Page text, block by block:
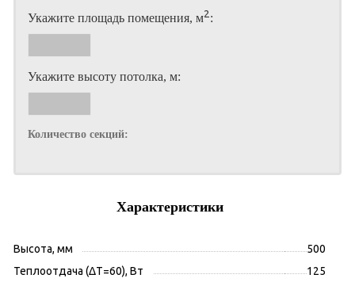
Укажите площадь помещения, м2 :
Укажите высоту потолка, м:
Количество секций:
Характеристики
Высота, мм
500
Теплоотдача (ΔT=60), Вт
125